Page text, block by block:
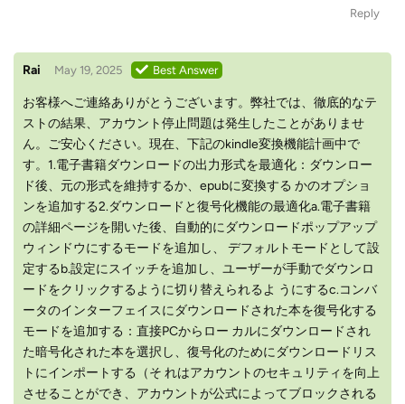
Reply
Rai May 19, 2025 Best Answer
お客様へご連絡ありがとうございます。弊社では、徹底的なテ
ストの結果、アカウント停止問題は発生したことがありませ
ん。ご安心ください。現在、下記のkindle変換機能計画中で
す。1.電子書籍ダウンロードの出力形式を最適化：ダウンロー
ド後、元の形式を維持するか、epubに変換する かのオプショ
ンを追加する2.ダウンロードと復号化機能の最適化a.電子書籍
の詳細ページを開いた後、自動的にダウンロードポップアップ
ウィンドウにするモードを追加し、 デフォルトモードとして設
定するb.設定にスイッチを追加し、ユーザーが手動でダウンロ
ードをクリックするように切り替えられるよ うにするc.コンバ
ータのインターフェイスにダウンロードされた本を復号化する
モードを追加する：直接PCからロー カルにダウンロードされ
た暗号化された本を選択し、復号化のためにダウンロードリス
トにインポートする（そ れはアカウントのセキュリティを向上
させることができ、アカウントが公式によってブロックされる